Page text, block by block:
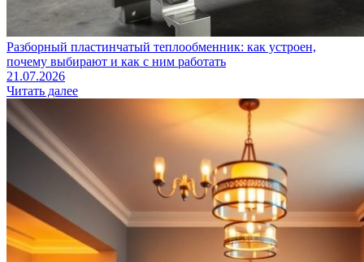
Разборный пластинчатый теплообменник: как устроен,
почему выбирают и как с ним работать
21.07.2026
Читать далее